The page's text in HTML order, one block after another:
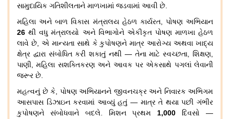
સામુદાયિક ગતિશીલતાને માળખામાં જડવામાં આવી છે.
મહિલા અને બાળ વિકાસ મંત્રાલય હેઠળ કાર્યરત, પોષણ અભિયાન
26 થી વધુ મંત્રાલયો અને વિભાગોને એકીકૃત પોષણ માળખા હેઠળ
લાવે છે, એ માન્યતા સાથે કે કુપોષણને માત્ર આરોગ્ય અથવા ખાદ્ય
ક્ષેત્ર દ્વારા સંબોધિત કરી શકાતું નથી — તેના માટે સ્વચ્છતા, શિક્ષણ,
પાણી,મહિલા સશક્તિકરણ અને આવક પર એકસાથે પગલાં લેવાની
જરૂર છે.
મહત્વનું છે કે, પોષણ અભિયાનને જીવનચક્ર અને નિવારક અભિગમ
આસપાસ ડિઝાઇન કરવામાં આવ્યું હતું — માત્ર તે થયા પછી ગંભીર
કુપોષણને
સંબોધવાને બદલે. મિશન પ્રથમ 1,000 દિવસો —